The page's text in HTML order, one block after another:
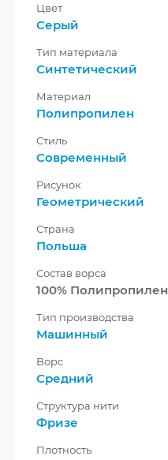
Цвет
Серый
Тип материала
Синтетический
Материал
Полипропилен
Стиль
Современный
Рисунок
Геометрический
Страна
Польша
Состав ворса
100% Полипропилен
Тип производства
Машинный
Ворс
Средний
Структура нити
Фризе
Плотность